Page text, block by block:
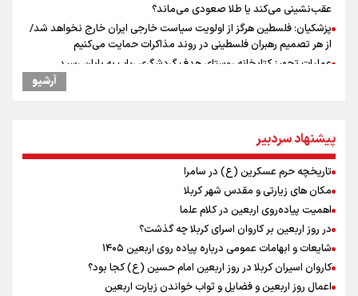
عقب‌نشینی می‌کند یا طلا صعودی می‌ماند؟
پزشکیان: فلسطین هرگز از اولویت سیاست خارجی ایران خارج نخواهد شد/
از هر تصمیم رهبران فلسطینی در روند مذاکرات حمایت می‌کنیم
عملیات تجهیز کتابخانه روستای هدف گردشگری ریاب به پایان رسید
ارتش صهیونیستی زمین‌های کشاورزی در جنوب لبنان را به آتش کشید
چه کسی باید قیمت‌ها را تعیین کند؟
بازگشت روان دو میلیون و هشتصد هزار زائر اربعین از مرزهای شش‌گانه
زائران اربعین حسینی در مرز تمرچین
ایران آقای بلامنازع تنگه هرمز
وزیر خارجه مصر: رژیم اسراییل بدون تامین حقوق مشروع مردم فلسطین
امنیت نخواهد داشت
مستمری مددجویان کفاف زندگی را نمی‌دهد / حمایت از ۱۹هزار زن‌
سرپرست خانوار
آرشیو
پیشنهاد سردبیر
تاریخچه حرم عسکرین (ع) در سامرا
مکان های زیارتی و مقدس شهر کربلا
اهمیت پیاده‌روی اربعین در کلام علما
در روز اربعین بر کاروان اسرای کربلا چه گذشت؟
شایعات و ابهامات عمومی درباره پیاده روی اربعین ۱۴۰۵
کاروان اسیران کربلا در روز اربعین امام حسین (ع) کجا بود؟
اعمال روز اربعین و فضایل و ثواب خواندن زیارت اربعین